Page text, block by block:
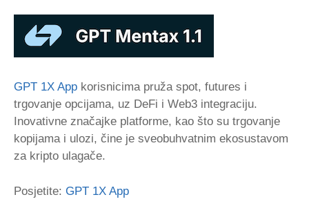
GPT 1X App korisnicima pruža spot, futures i
trgovanje opcijama, uz DeFi i Web3 integraciju.
Inovativne značajke platforme, kao što su trgovanje
kopijama i ulozi, čine je sveobuhvatnim ekosustavom
za kripto ulagače.
Posjetite: GPT 1X App